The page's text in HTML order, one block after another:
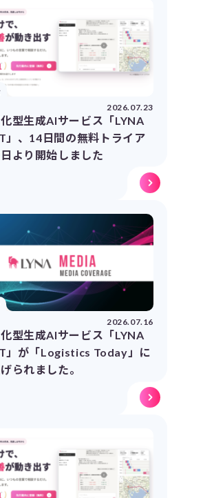
2026.07.23
型生成AIサービス「LYNA
」、14日間の無料トライア
より開始しました
2026.07.16
型生成AIサービス「LYNA
」が「Logistics Today」に
られました。